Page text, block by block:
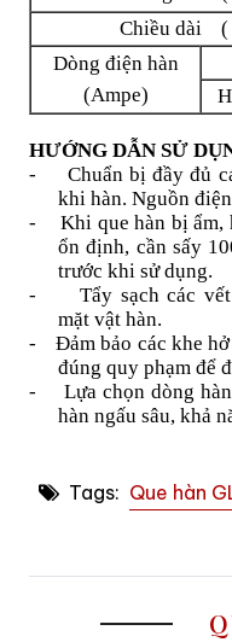
Chiều dài (
Dòng điện hàn
(Ampe)
HƯỚNG DẪN SỬ
-
Chuẩn bị đầy đủ
khi hàn. Nguồn
-
Khi que hàn bị ẩm,
ổn định, cần sấy
trước khi sử dụng.
-
Tẩy sạch các
mặt vật hàn.
-
Đảm bảo các khe
đúng quy phạm để
-
Lựa chọn dòng
hàn ngấu sâu, khả
Tags: Que hàn